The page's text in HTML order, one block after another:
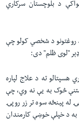
د بلوچستان سرکاري
روغتونو د شخصي کولو چې
ډېر "لوی ظلم" دى:
ته د علاج لپاره
څوک به یې نه وي، چې
له پینځه سوه تر زر روپۍ
د خپلې خوښې کارمندان